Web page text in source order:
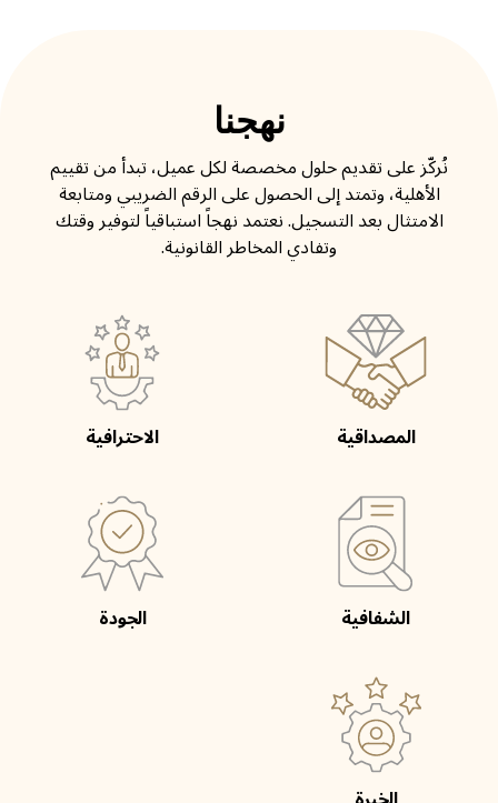
نهجنا
نُركّز على تقديم حلول مخصصة لكل عميل، تبدأ من تقييم
الأهلية، وتمتد إلى الحصول على الرقم الضريبي ومتابعة
الامتثال بعد التسجيل. نعتمد نهجاً استباقياً لتوفير وقتك
وتفادي المخاطر القانونية.
المصداقية الاحترافية
الشفافية الجودة